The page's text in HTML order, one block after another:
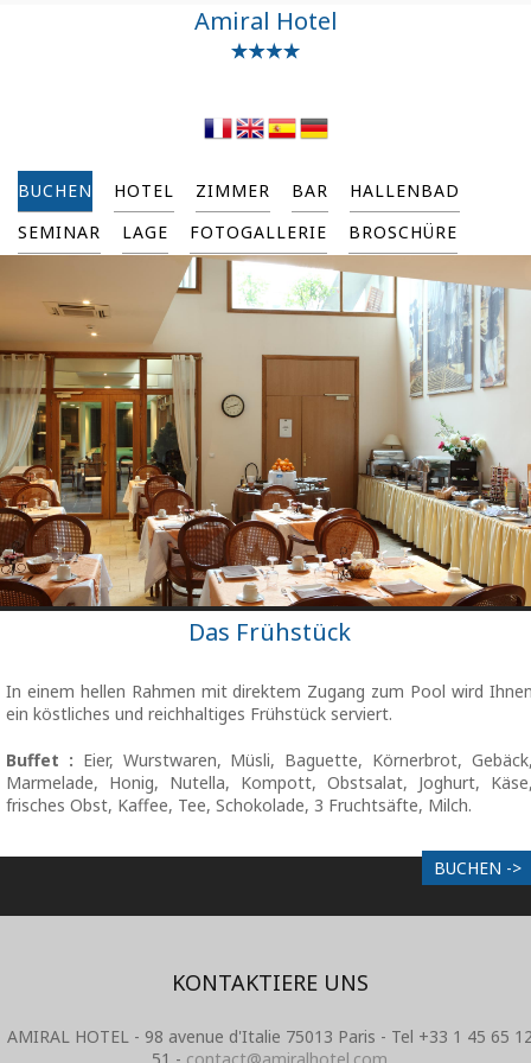
Amiral Hotel
BUCHEN HOTEL ZIMMER BAR
HALLENBAD
SEMINAR
LAGE FOTOGALLERIE BROSCHÜRE
Das Frühstück
In einem hellen Rahmen mit direktem Zugang zum Pool wird
ein köstliches und reichhaltiges Frühstück serviert.
Buffet : Eier, Wurstwaren, Müsli, Baguette, Körnerbrot,
Marmelade, Honig, Nutella, Kompott, Obstsalat, Joghurt,
frisches Obst, Kaffee, Tee, Schokolade, 3 Fruchtsäfte, Milch.
BUCHEN ->
KONTAKTIERE UNS
AMIRAL HOTEL - 98 avenue d'Italie 75013 Paris - Tel +33 1 45 65